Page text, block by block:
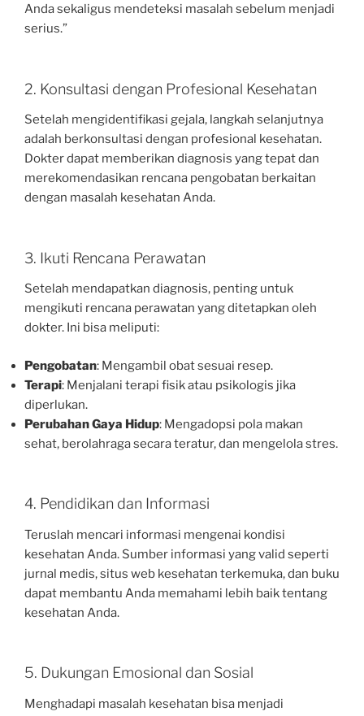
Anda sekaligus mendeteksi masalah sebelum menjadi
serius.”
2. Konsultasi dengan Profesional Kesehatan
Setelah mengidentifikasi gejala, langkah selanjutnya
adalah berkonsultasi dengan profesional kesehatan.
Dokter dapat memberikan diagnosis yang tepat dan
merekomendasikan rencana pengobatan berkaitan
dengan masalah kesehatan Anda.
3. Ikuti Rencana Perawatan
Setelah mendapatkan diagnosis, penting untuk
mengikuti rencana perawatan yang ditetapkan oleh
dokter. Ini bisa meliputi:
Pengobatan: Mengambil obat sesuai resep.
Terapi: Menjalani terapi fisik atau psikologis jika
diperlukan.
Perubahan Gaya Hidup: Mengadopsi pola makan
sehat, berolahraga secara teratur, dan mengelola stres.
4. Pendidikan dan Informasi
Teruslah mencari informasi mengenai kondisi
kesehatan Anda. Sumber informasi yang valid seperti
jurnal medis, situs web kesehatan terkemuka, dan buku
dapat membantu Anda memahami lebih baik tentang
kesehatan Anda.
5. Dukungan Emosional dan Sosial
Menghadapi masalah kesehatan bisa menjadi